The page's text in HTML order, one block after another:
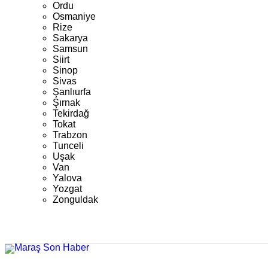
Ordu
Osmaniye
Rize
Sakarya
Samsun
Siirt
Sinop
Sivas
Şanlıurfa
Şırnak
Tekirdağ
Tokat
Trabzon
Tunceli
Uşak
Van
Yalova
Yozgat
Zonguldak